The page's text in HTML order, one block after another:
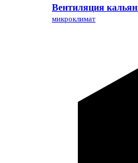
Вентиляция
микроклимат